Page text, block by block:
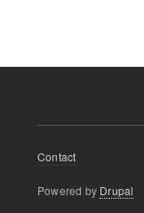
Footer
Contact
Powered by Drupal